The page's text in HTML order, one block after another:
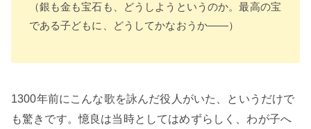
（銀も金も宝石も、どうしようというのか。最高の宝
である子どもに、どうしてかなおうか——）
1300年前にこんな歌を詠んだ役人がいた、というだけで
も驚きです。憶良は当時としてはめずらしく、わが子へ